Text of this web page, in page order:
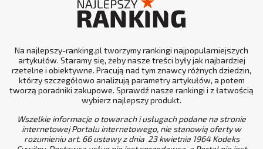
Na najlepszy-ranking.pl tworzymy rankingi najpopularniejszych
artykułów. Staramy się, żeby nasze treści były jak najbardziej
rzetelne i obiektywne. Pracują nad tym znawcy różnych dziedzin,
którzy szczegółowo analizują parametry artykułów, a potem
tworzą poradniki zakupowe. Sprawdź nasze rankingi i z łatwością
wybierz najlepszy produkt.
Wszelkie informacje o towarach i usługach podane na stronie
internetowej Portalu internetowego, nie stanowią oferty w
rozumieniu art. 66 ustawy z dnia 23 kwietnia 1964 Kodeks